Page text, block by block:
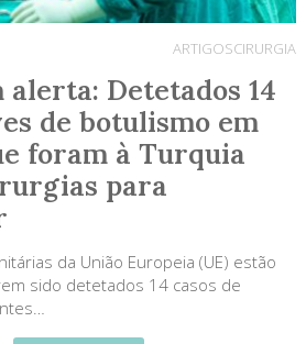
ARTIGOSCIRURGIA
alerta: Detetados 14
de botulismo em
foram à Turquia
para
da União Europeia (UE) estão
sido detetados 14 casos de